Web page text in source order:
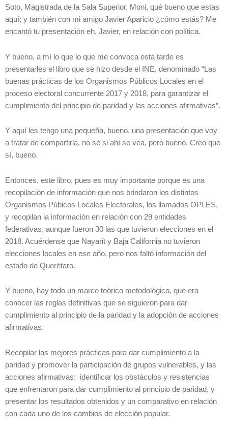
Soto, Magistrada de la Sala Superior, Moni, qué bueno que estas
aquí; y también con mi amigo Javier Aparicio ¿cómo estás? Me
encantó tu presentación eh, Javier, en relación con política.
Y bueno, a mí lo que lo que me convoca esta tarde es
presentarles el libro que se hizo desde el INE, denominado “Las
buenas prácticas de los Organismos Públicos Locales en el
proceso electoral concurrente 2017 y 2018, para garantizar el
cumplimiento del principio de paridad y las acciones afirmativas”.
Y aquí les tengo una pequeña, bueno, una presentación que voy
a tratar de compartirla, no sé si ahí se vea, pero bueno. Creo que
sí, bueno.
Entonces, este libro, pues es muy importante porque es una
recopilación de información que nos brindaron los distintos
Organismos Púbicos Locales Electorales, los llamados OPLES,
y recopilan la información en relación con 29 entidades
federativas, aunque fueron 30 las que tuvieron elecciones en el
2018. Acuérdense que Nayarit y Baja California no tuvieron
elecciones locales en ese año, pero nos faltó información del
estado de Querétaro.
Y bueno, hay todo un marco teórico metodológico, que era
conocer las reglas definitivas que se siguieron para dar
cumplimiento al principio de la paridad y la adopción de acciones
afirmativas.
Recopilar las mejores prácticas para dar cumplimiento a la
paridad y promover la participación de grupos vulnerables, y las
acciones afirmativas: identificar los obstáculos y resistencias
que enfrentaron para dar cumplimiento al principio de paridad, y
presentar los resultados obtenidos y un comparativo en relación
con cada uno de los cambios de elección popular.